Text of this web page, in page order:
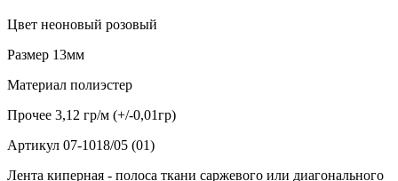
Цвет неоновый розовый
Размер 13мм
Материал полиэстер
Прочее 3,12 гр/м (+/-0,01гр)
Артикул 07-1018/05 (01)
Лента киперная - полоса ткани саржевого или диагонального